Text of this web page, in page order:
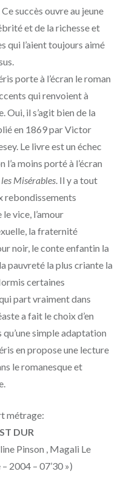
succès ouvre au jeune
et de la richesse et
qui l’aient toujours aimé
porte à l’écran le roman
qui renvoient à
Oui, il s’agit bien de la
en 1869 par Victor
Le livre est un échec
moins porté à l’écran
les Misérables. Il y a tout
rebondissements
vice, l’amour
la fraternité
noir, le conte enfantin la
pauvreté la plus criante la
certaines
part vraiment dans
a fait le choix d’en
qu’une simple adaptation
en propose une lecture
le romanesque et
métrage:
DUR
Pinson , Magali Le
2004 – 07’30 »)